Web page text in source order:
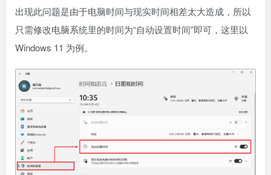
出现此问题是由于电脑时间与现实时间相差太大造成，所以
只需修改电脑系统里的时间为“自动设置时间”即可，这里以
Windows 11 为例。